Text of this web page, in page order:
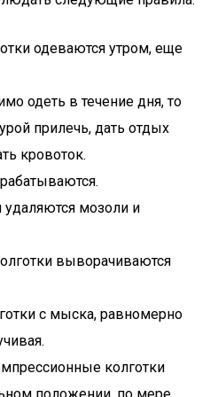
одеваются утром, еще
одеть в течение дня, то
прилечь, дать отдых
кровоток.
удаляются мозоли и
выворачиваются
с мыска, равномерно
колготки